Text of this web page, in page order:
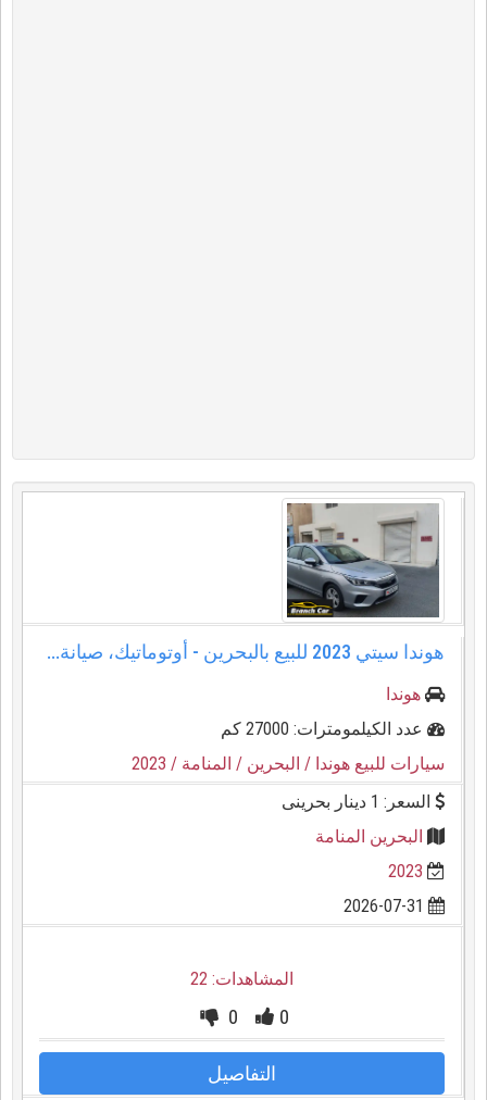
هوندا سيتي 2023 للبيع بالبحرين - أوتوماتيك، صيانة...
هوندا
عدد الكيلمومترات: 27000 كم
سيارات للبيع هوندا / البحرين / المنامة / 2023
السعر: 1 دينار بحرينى
البحرين المنامة
2023
المشاهدات: 22
0
0
التفاصيل